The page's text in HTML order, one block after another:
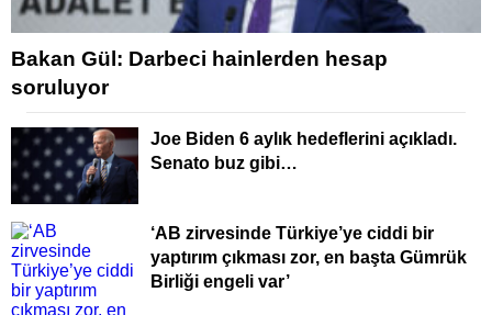
Bakan Gül: Darbeci hainlerden hesap
soruluyor
Joe Biden 6 aylık hedeflerini açıkladı.
Senato buz gibi…
‘AB zirvesinde Türkiye’ye ciddi bir
yaptırım çıkması zor, en başta Gümrük
Birliği engeli var’